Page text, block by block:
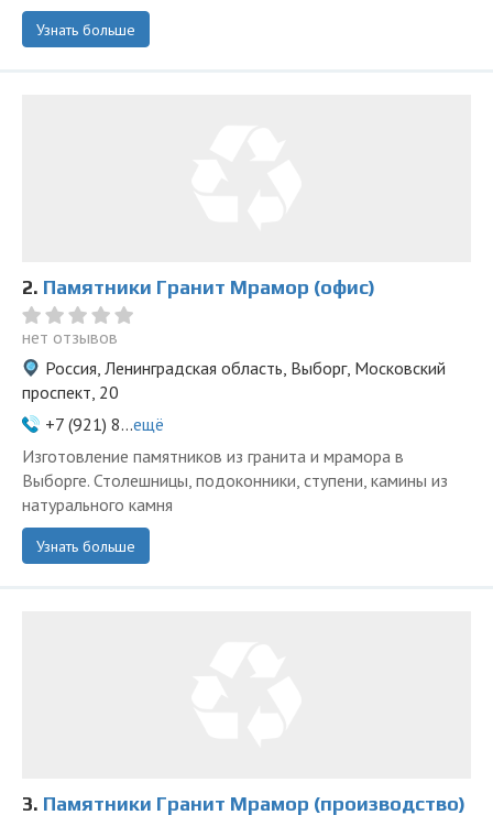
Узнать больше
2. Памятники Гранит Мрамор (офис)
нет отзывов
Россия, Ленинградская область, Выборг, Московский
проспект, 20
+7 (921) 8...ещё
Изготовление памятников из гранита и мрамора в
Выборге. Столешницы, подоконники, ступени, камины из
натурального камня
Узнать больше
3. Памятники Гранит Мрамор (производство)